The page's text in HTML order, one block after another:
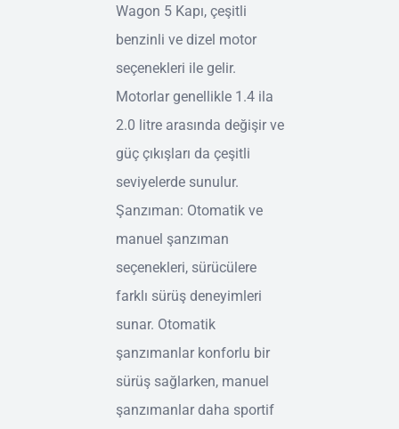
Wagon 5 Kapı, çeşitli
benzinli ve dizel motor
seçenekleri ile gelir.
Motorlar genellikle 1.4 ila
2.0 litre arasında değişir ve
güç çıkışları da çeşitli
seviyelerde sunulur.
Şanzıman: Otomatik ve
manuel şanzıman
seçenekleri, sürücülere
farklı sürüş deneyimleri
sunar. Otomatik
şanzımanlar konforlu bir
sürüş sağlarken, manuel
şanzımanlar daha sportif